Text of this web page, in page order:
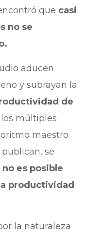
que casi
no se
aducen
y subrayan la
de
los múltiples
maestro
se
no es posible
productividad
la naturaleza